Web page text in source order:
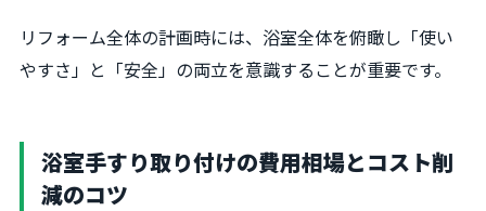
リフォーム全体の計画時には、浴室全体を俯瞰し「使い
やすさ」と「安全」の両立を意識することが重要です。
浴室手すり取り付けの費用相場とコスト削
減のコツ